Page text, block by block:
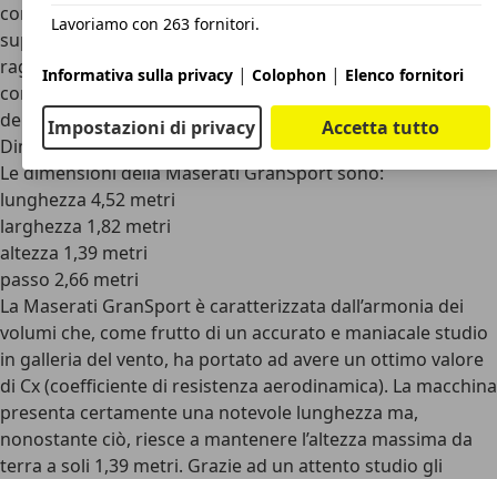
con sei rapporti disponibili. Le prestazioni di questa
supercar italiana sono eccezionali: 4,8 secondi per
raggiungere i 100 km/h con partenza da fermo e 290 km/h
come velocità massima. Scopriamo tutte le caratteristiche
della Maserati GranSport.
Dimensioni Maserati GranSport
Le dimensioni della Maserati GranSport sono:
lunghezza 4,52 metri
larghezza 1,82 metri
altezza 1,39 metri
passo 2,66 metri
La Maserati GranSport è caratterizzata dall’armonia dei
volumi che, come frutto di un accurato e maniacale studio
in galleria del vento, ha portato ad avere un ottimo valore
di Cx (coefficiente di resistenza aerodinamica). La macchina
presenta certamente una notevole lunghezza ma,
nonostante ciò, riesce a mantenere l’altezza massima da
terra a soli 1,39 metri. Grazie ad un attento studio gli
Lavoriamo con 263 fornitori.
Informativa sulla privacy | Colophon | Elenco fornitori
Impostazioni di privacy Accetta tutto